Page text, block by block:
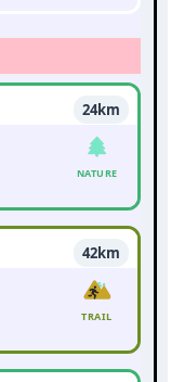
24km
NATURE
42km
TRAIL